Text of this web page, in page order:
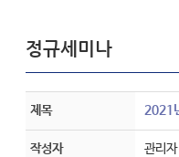
정규세미나
제목 2021
작성자 관리자